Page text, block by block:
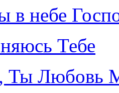
в небе
Тебе
Ты Любовь